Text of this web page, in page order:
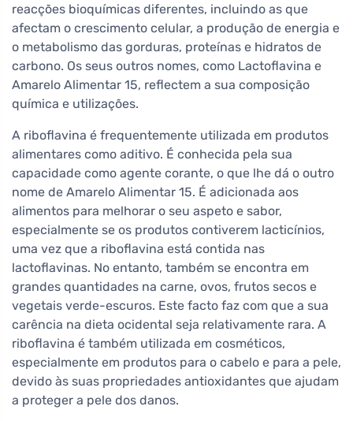
reacções bioquímicas diferentes, incluindo as que
afectam o crescimento celular, a produção de energia e
o metabolismo das gorduras, proteínas e hidratos de
carbono. Os seus outros nomes, como Lactoflavina e
Amarelo Alimentar 15, reflectem a sua composição
química e utilizações.
A riboflavina é frequentemente utilizada em produtos
alimentares como aditivo. É conhecida pela sua
capacidade como agente corante, o que lhe dá o outro
nome de Amarelo Alimentar 15. É adicionada aos
alimentos para melhorar o seu aspeto e sabor,
especialmente se os produtos contiverem lacticínios,
uma vez que a riboflavina está contida nas
lactoflavinas. No entanto, também se encontra em
grandes quantidades na carne, ovos, frutos secos e
vegetais verde-escuros. Este facto faz com que a sua
carência na dieta ocidental seja relativamente rara. A
riboflavina é também utilizada em cosméticos,
especialmente em produtos para o cabelo e para a pele,
devido às suas propriedades antioxidantes que ajudam
a proteger a pele dos danos.